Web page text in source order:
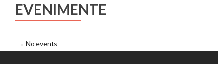
EVENIMENTE
No events